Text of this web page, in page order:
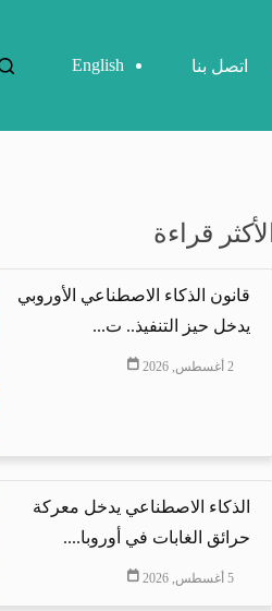
اتصل بنا English
الأكثر قراءة
قانون الذكاء الاصطناعي الأوروبي
يدخل حيز التنفيذ.. ت...
2 أغسطس, 2026
الذكاء الاصطناعي يدخل معركة
حرائق الغابات في أوروبا....
5 أغسطس, 2026